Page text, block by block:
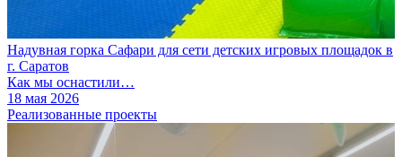
Надувная горка Сафари для сети детских игровых площадок в
г. Саратов
Как мы оснастили…
18 мая 2026
Реализованные проекты